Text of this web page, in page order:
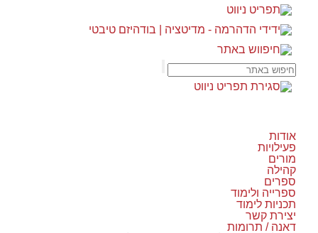
אודות
פעילויות
מורים
קהילה
ספרים
ספרייה ולימוד
תכניות לימוד
יצירת קשר
דאנה / תרומות